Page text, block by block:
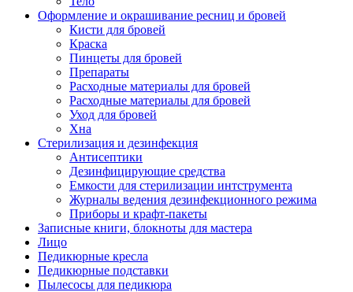
Оформление и окрашивание ресниц и бровей
Кисти для бровей
Краска
Пинцеты для бровей
Препараты
Расходные материалы для бровей
Расходные материалы для бровей
Уход для бровей
Хна
Стерилизация и дезинфекция
Антисептики
Дезинфицирующие средства
Емкости для стерилизации интструмента
Журналы ведения дезинфекционного режима
Приборы и крафт-пакеты
Записные книги, блокноты для мастера
Лицо
Педикюрные кресла
Педикюрные подставки
Пылесосы для педикюра